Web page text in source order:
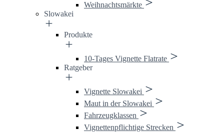
Weihnachtsmärkte
Slowakei
Produkte
10-Tages Vignette Flatrate
Ratgeber
Vignette Slowakei
Maut in der Slowakei
Fahrzeugklassen
Vignettenpflichtige Strecken